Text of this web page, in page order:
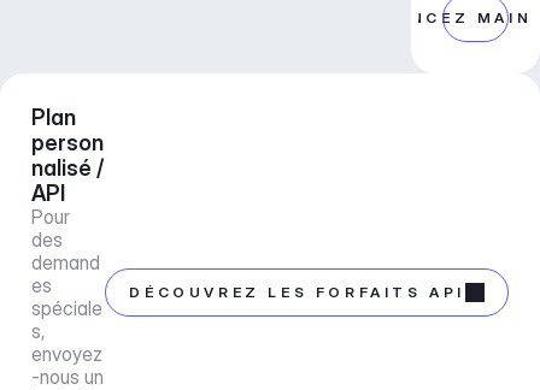
COMMENCEZ
Plan
person
nalisé /
API
Pour
des
demand
es
spéciale
s,
envoyez
-nous un
DÉCOUVREZ LES FORFAITS API